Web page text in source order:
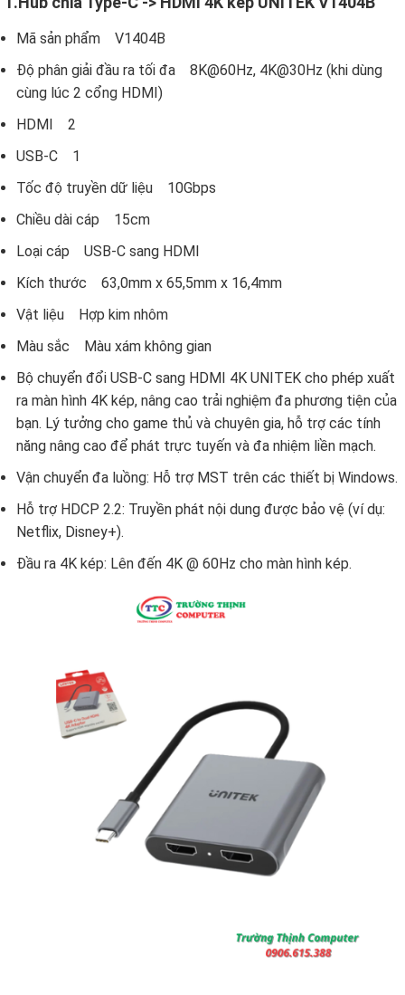
Mã sản phẩm V1404B
Độ phân giải đầu ra tối đa 8K@60Hz, 4K@30Hz (khi dùng
cùng lúc 2 cổng HDMI)
HDMI 2
USB-C 1
Tốc độ truyền dữ liệu 10Gbps
Chiều dài cáp 15cm
Loại cáp USB-C sang HDMI
Kích thước 63,0mm x 65,5mm x 16,4mm
Vật liệu Hợp kim nhôm
Màu sắc Màu xám không gian
Bộ chuyển đổi USB-C sang HDMI 4K UNITEK cho phép xuất
ra màn hình 4K kép, nâng cao trải nghiệm đa phương tiện của
bạn. Lý tưởng cho game thủ và chuyên gia, hỗ trợ các tính
năng nâng cao để phát trực tuyến và đa nhiệm liền mạch.
Vận chuyển đa luồng: Hỗ trợ MST trên các thiết bị Windows.
Hỗ trợ HDCP 2.2: Truyền phát nội dung được bảo vệ (ví dụ:
Netflix, Disney+).
Đầu ra 4K kép: Lên đến 4K @ 60Hz cho màn hình kép.